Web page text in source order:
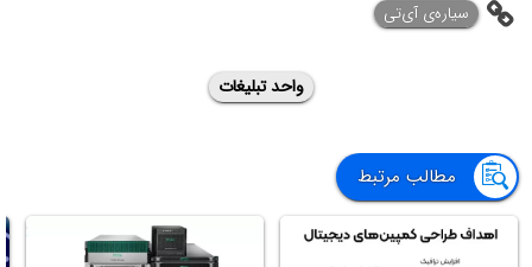
‌سیاره‌ی آی‌تی
واحد تبلیغات
مطالب مرتبط